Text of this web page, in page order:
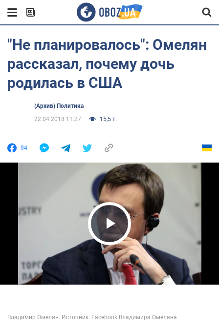
"Не планировалось": Омелян
рассказал, почему дочь
родилась в США
(Архив) Политика
22.04.2018 11:27
15,5 т.
94
Play Video